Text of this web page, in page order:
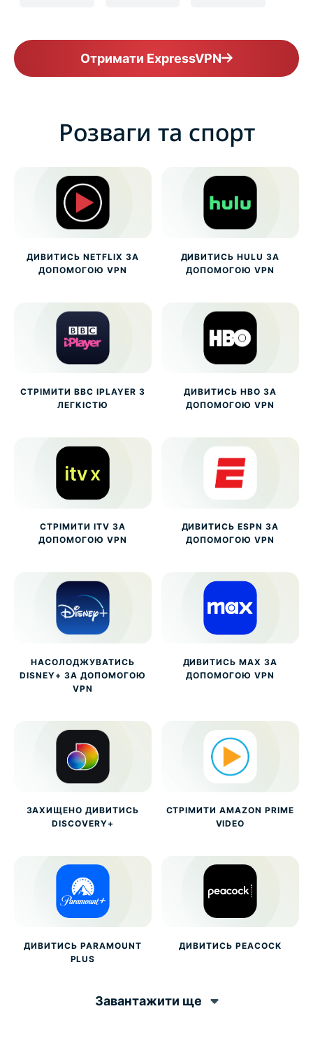
Отримати ExpressVPN
Розваги та спорт
ДИВИТИСЬ NETFLIX ЗА
ДОПОМОГОЮ VPN
ДИВИТИСЬ HULU ЗА
ДОПОМОГОЮ VPN
СТРІМИТИ BBC IPLAYER З
ЛЕГКІСТЮ
ДИВИТИСЬ HBO ЗА
ДОПОМОГОЮ VPN
СТРІМИТИ ITV ЗА
ДОПОМОГОЮ VPN
ДИВИТИСЬ ESPN ЗА
ДОПОМОГОЮ VPN
НАСОЛОДЖУВАТИСЬ
DISNEY+ ЗА ДОПОМОГОЮ
VPN
ДИВИТИСЬ MAX ЗА
ДОПОМОГОЮ VPN
ЗАХИЩЕНО ДИВИТИСЬ
DISCOVERY+
СТРІМИТИ AMAZON PRIME
VIDEO
ДИВИТИСЬ PARAMOUNT
PLUS
ДИВИТИСЬ PEACOCK
Завантажити ще